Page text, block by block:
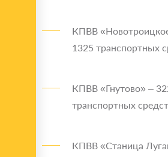
КПВВ
1325 транспортных
КПВВ «Гнутово» –
транспортных
КПВВ «Станица